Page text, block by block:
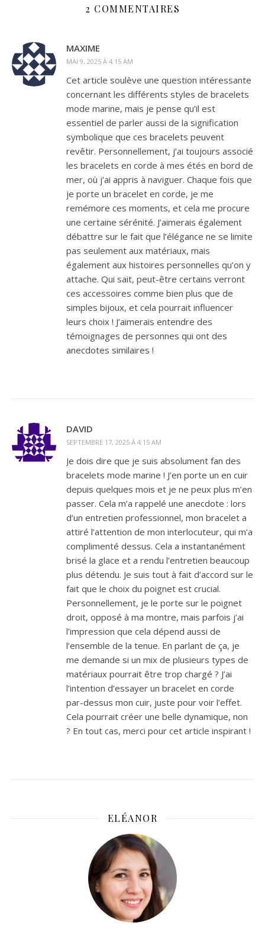
classique - à vous de
matière Spacer respirante.
Taille élastique avec
mi-haute Poches sur le
devant Poignets
élastiques Coupe régulière
Matière : 67 % polyester
(recyclé) / 33 % coton
Nom de la couleur : Dupe
2 COMMENTAIRES
MAXIME
MAI 9, 2025 À 4:15 AM
Cet article soulève une question intéressante
concernant les différents styles de bracelets
mode marine, mais je pense qu’il est
essentiel de parler aussi de la signification
symbolique que ces bracelets peuvent
revêtir. Personnellement, j’ai toujours associé
les bracelets en corde à mes étés en bord de
mer, où j’ai appris à naviguer. Chaque fois que
je porte un bracelet en corde, je me
remémore ces moments, et cela me procure
une certaine sérénité. J’aimerais également
débattre sur le fait que l’élégance ne se limite
pas seulement aux matériaux, mais
également aux histoires personnelles qu’on y
attache. Qui sait, peut-être certains verront
ces accessoires comme bien plus que de
simples bijoux, et cela pourrait influencer
leurs choix ! J’aimerais entendre des
témoignages de personnes qui ont des
anecdotes similaires !
DAVID
SEPTEMBRE 17, 2025 À 4:15 AM
Je dois dire que je suis absolument fan des
bracelets mode marine ! J’en porte un en cuir
depuis quelques mois et je ne peux plus m’en
passer. Cela m’a rappelé une anecdote : lors
d’un entretien professionnel, mon bracelet a
attiré l’attention de mon interlocuteur, qui m’a
complimenté dessus. Cela a instantanément
brisé la glace et a rendu l’entretien beaucoup
plus détendu. Je suis tout à fait d’accord sur le
fait que le choix du poignet est crucial.
Personnellement, je le porte sur le poignet
droit, opposé à ma montre, mais parfois j’ai
l’impression que cela dépend aussi de
l’ensemble de la tenue. En parlant de ça, je
me demande si un mix de plusieurs types de
matériaux pourrait être trop chargé ? J’ai
l’intention d’essayer un bracelet en corde
par-dessus mon cuir, juste pour voir l’effet.
Cela pourrait créer une belle dynamique, non
? En tout cas, merci pour cet article inspirant !
ELÉANOR